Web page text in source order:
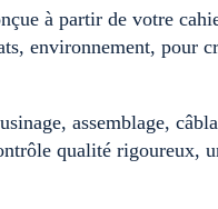
à partir de votre
environnement, pour
assemblage,
qualité rigoureux,